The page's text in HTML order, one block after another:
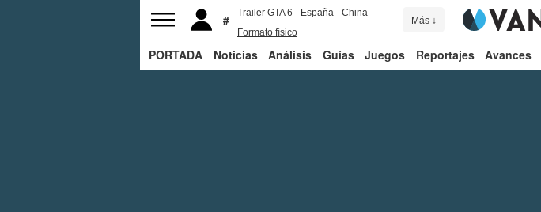
Trailer GTA 6 España
China
Formato físico
Más ↓
PORTADA Noticias Análisis Guías Juegos Reportajes Avances